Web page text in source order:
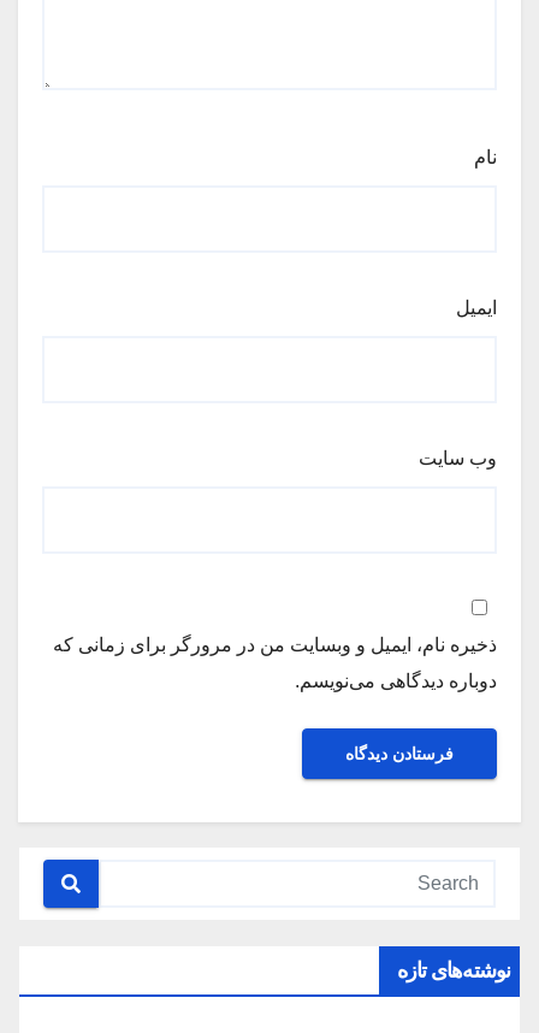
نام
ایمیل
وب‌ سایت
ذخیره نام، ایمیل و وبسایت من در مرورگر برای زمانی که
دوباره دیدگاهی می‌نویسم.
نوشته‌های تازه